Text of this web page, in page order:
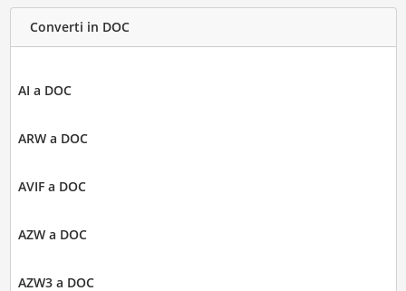
Converti in DOC
AI a DOC
ARW a DOC
AVIF a DOC
AZW a DOC
AZW3 a DOC